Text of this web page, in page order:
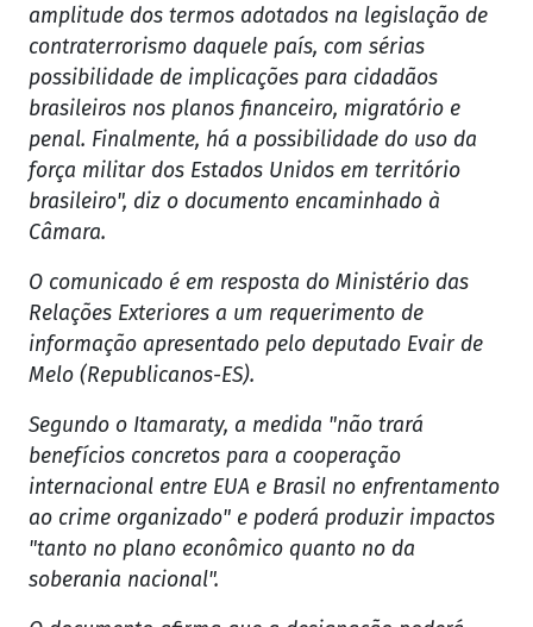
amplitude dos termos adotados na legislação de
contraterrorismo daquele país, com sérias
possibilidade de implicações para cidadãos
brasileiros nos planos financeiro, migratório e
penal. Finalmente, há a possibilidade do uso da
força militar dos Estados Unidos em território
brasileiro", diz o documento encaminhado à
Câmara.
O comunicado é em resposta do Ministério das
Relações Exteriores a um requerimento de
informação apresentado pelo deputado Evair de
Melo (Republicanos-ES).
Segundo o Itamaraty, a medida "não trará
benefícios concretos para a cooperação
internacional entre EUA e Brasil no enfrentamento
ao crime organizado" e poderá produzir impactos
"tanto no plano econômico quanto no da
soberania nacional".